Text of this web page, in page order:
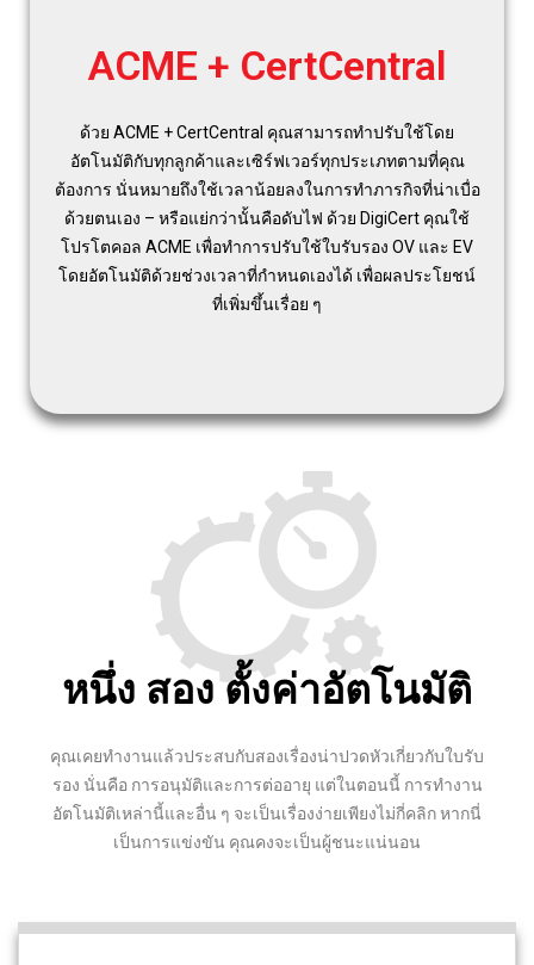
ACME + CertCentral
ด้วย ACME + CertCentral คุณสามารถทำปรับใช้โดย
อัตโนมัติกับทุกลูกค้าและเซิร์ฟเวอร์ทุกประเภทตามที่คุณ
ต้องการ นั่นหมายถึงใช้เวลาน้อยลงในการทำภารกิจที่น่าเบื่อ
ด้วยตนเอง – หรือแย่กว่านั้นคือดับไฟ ด้วย DigiCert คุณใช้
โปรโตคอล ACME เพื่อทำการปรับใช้ใบรับรอง OV และ EV
โดยอัตโนมัติด้วยช่วงเวลาที่กำหนดเองได้ เพื่อผลประโยชน์
ที่เพิ่มขึ้นเรื่อย ๆ
หนึ่ง สอง ตั้งค่าอัตโนมัติ
คุณเคยทำงานแล้วประสบกับสองเรื่องน่าปวดหัวเกี่ยวกับใบรับ
รอง นั่นคือ การอนุมัติและการต่ออายุ แต่ในตอนนี้ การทำงาน
อัตโนมัติเหล่านี้และอื่น ๆ จะเป็นเรื่องง่ายเพียงไม่กี่คลิก หากนี่
เป็นการแข่งขัน คุณคงจะเป็นผู้ชนะแน่นอน